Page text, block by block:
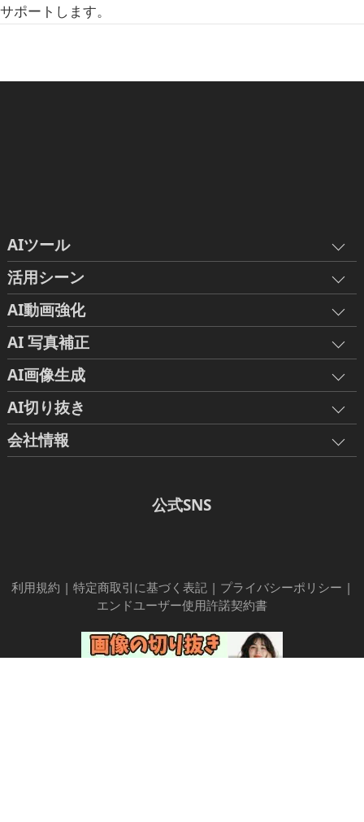
サポートします。
AIツール
活用シーン
AI動画強化
AI 写真補正
AI画像生成
AI切り抜き
会社情報
公式SNS
利用規約 |特定商取引に基づく表記 | プライバシーポリシー |
エンドユーザー使用許諾契約書